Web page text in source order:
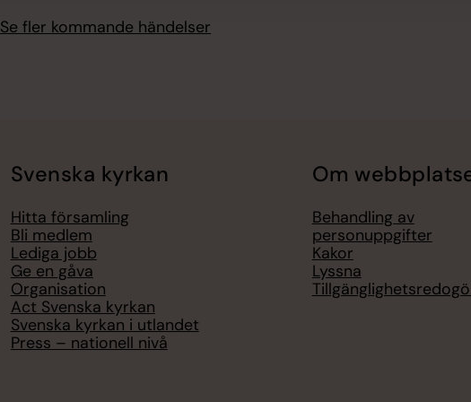
Se fler kommande händelser
Svenska kyrkan
Hitta församling
Bli medlem
Lediga jobb
Ge en gåva
Organisation
Act Svenska kyrkan
Svenska kyrkan i utlandet
Press – nationell nivå
Om
Behandling av
personuppgifter
Kakor
Lyssna